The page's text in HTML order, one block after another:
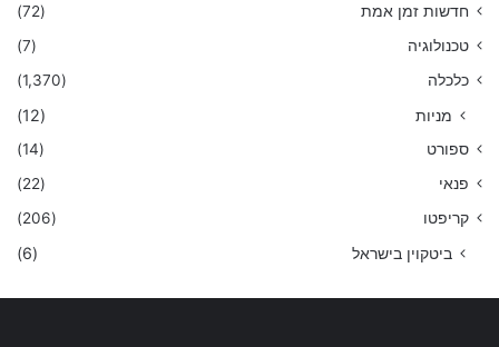
חדשות זמן אמת
(72)
טכנולוגיה
(7)
כלכלה
(1,370)
מניות (12)
ספורט
(14)
פנאי
(22)
קריפטו
(206)
ביטקוין בישראל (6)